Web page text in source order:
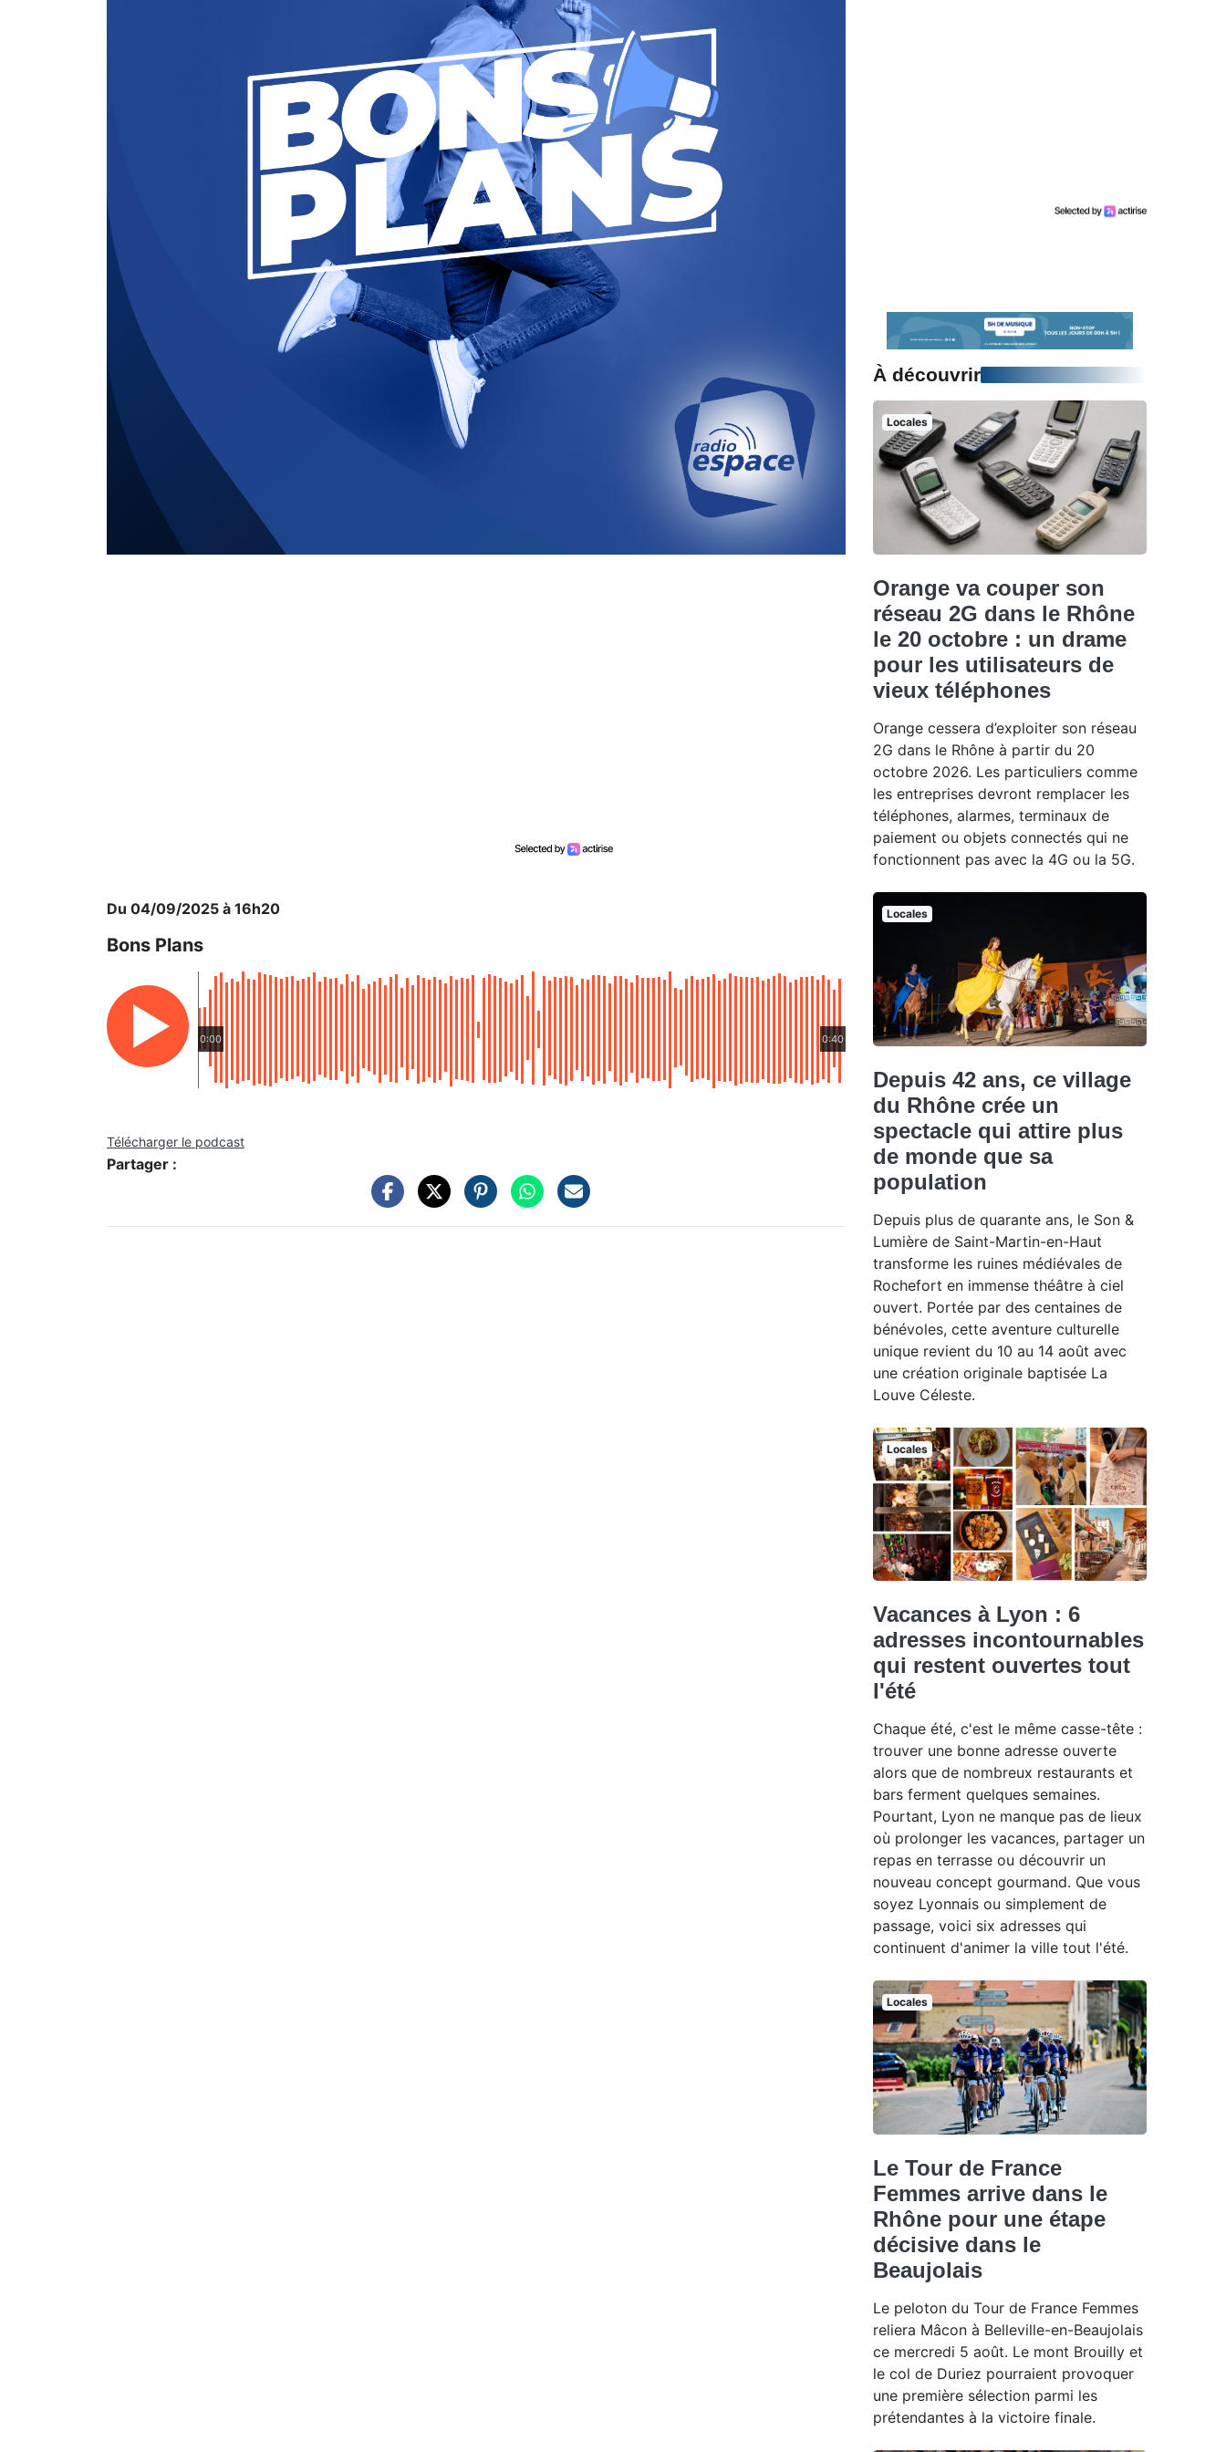
Du 04/09/2025 à 16h20
Bons Plans
0:00 0:40
Télécharger le podcast
Partager :
À découvrir
Locales
Orange va couper son
réseau 2G dans le Rhône
le 20 octobre : un drame
pour les utilisateurs de
vieux téléphones
Orange cessera d’exploiter son réseau
2G dans le Rhône à partir du 20
octobre 2026. Les particuliers comme
les entreprises devront remplacer les
téléphones, alarmes, terminaux de
paiement ou objets connectés qui ne
fonctionnent pas avec la 4G ou la 5G.
Locales
Depuis 42 ans, ce village
du Rhône crée un
spectacle qui attire plus
de monde que sa
population
Depuis plus de quarante ans, le Son &
Lumière de Saint-Martin-en-Haut
transforme les ruines médiévales de
Rochefort en immense théâtre à ciel
ouvert. Portée par des centaines de
bénévoles, cette aventure culturelle
unique revient du 10 au 14 août avec
une création originale baptisée La
Louve Céleste.
Locales
Vacances à Lyon : 6
adresses incontournables
qui restent ouvertes tout
l'été
Chaque été, c'est le même casse-tête :
trouver une bonne adresse ouverte
alors que de nombreux restaurants et
bars ferment quelques semaines.
Pourtant, Lyon ne manque pas de lieux
où prolonger les vacances, partager un
repas en terrasse ou découvrir un
nouveau concept gourmand. Que vous
soyez Lyonnais ou simplement de
passage, voici six adresses qui
continuent d'animer la ville tout l'été.
Locales
Le Tour de France
Femmes arrive dans le
Rhône pour une étape
décisive dans le
Beaujolais
Le peloton du Tour de France Femmes
reliera Mâcon à Belleville-en-Beaujolais
ce mercredi 5 août. Le mont Brouilly et
le col de Duriez pourraient provoquer
une première sélection parmi les
prétendantes à la victoire finale.